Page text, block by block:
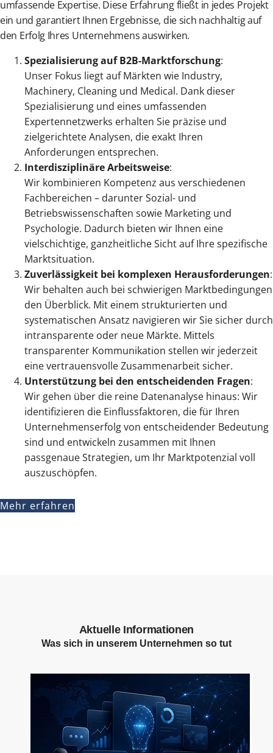
umfassende Expertise. Diese Erfahrung fließt in jedes Projekt
ein und garantiert Ihnen Ergebnisse, die sich nachhaltig auf
den Erfolg Ihres Unternehmens auswirken.
Spezialisierung auf B2B-Marktforschung:
Unser Fokus liegt auf Märkten wie Industry,
Machinery, Cleaning und Medical. Dank dieser
Spezialisierung und eines umfassenden
Expertennetzwerks erhalten Sie präzise und
zielgerichtete Analysen, die exakt Ihren
Anforderungen entsprechen.
Interdisziplinäre Arbeitsweise:
Wir kombinieren Kompetenz aus verschiedenen
Fachbereichen – darunter Sozial- und
Betriebswissenschaften sowie Marketing und
Psychologie. Dadurch bieten wir Ihnen eine
vielschichtige, ganzheitliche Sicht auf Ihre spezifische
Marktsituation.
Zuverlässigkeit bei komplexen Herausforderungen:
Wir behalten auch bei schwierigen Marktbedingungen
den Überblick. Mit einem strukturierten und
systematischen Ansatz navigieren wir Sie sicher durch
intransparente oder neue Märkte. Mittels
transparenter Kommunikation stellen wir jederzeit
eine vertrauensvolle Zusammenarbeit sicher.
Unterstützung bei den entscheidenden Fragen:
Wir gehen über die reine Datenanalyse hinaus: Wir
identifizieren die Einflussfaktoren, die für Ihren
Unternehmenserfolg von entscheidender Bedeutung
sind und entwickeln zusammen mit Ihnen
passgenaue Strategien, um Ihr Marktpotenzial voll
auszuschöpfen.
Mehr erfahren
Aktuelle Informationen
Was sich in unserem Unternehmen so tut